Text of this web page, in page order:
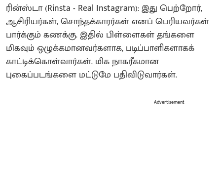
ரின்ஸ்டா (Rinsta - Real Instagram): இது பெற்றோர்,
ஆசிரியர்கள், சொந்தக்காரர்கள் எனப் பெரியவர்கள்
பார்க்கும் கணக்கு. இதில் பிள்ளைகள் தங்களை
மிகவும் ஒழுக்கமானவர்களாக, படிப்பாளிகளாகக்
காட்டிக்கொள்வார்கள். மிக நாகரீகமான
புகைப்படங்களை மட்டுமே பதிவிடுவார்கள்.
Advertisement